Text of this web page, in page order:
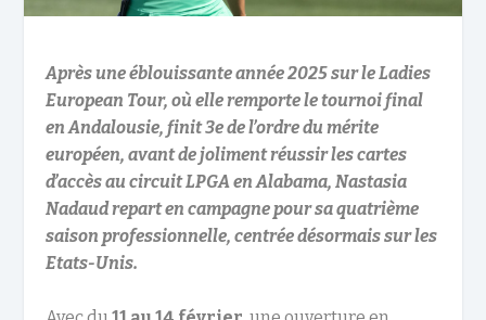
Après une éblouissante année 2025 sur le Ladies
European Tour, où elle remporte le tournoi final
en Andalousie, finit 3e de l’ordre du mérite
européen, avant de joliment réussir les cartes
d’accès au circuit LPGA en Alabama, Nastasia
Nadaud repart en campagne pour sa quatrième
saison professionnelle, centrée désormais sur les
Etats-Unis.